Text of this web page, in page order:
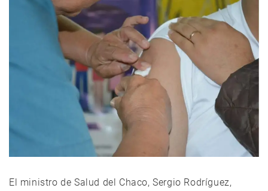
El ministro de Salud del Chaco, Sergio Rodríguez,